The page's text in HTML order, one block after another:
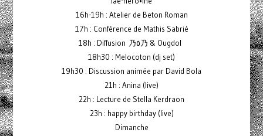
16h-19h : Atelier de Beton Roman
17h : Conférence de Mathis Sabrié
18h : Diffusion 乃٥乃 & Ougdol
18h30 : Melocoton (dj set)
19h30 : Discussion animée par David Bola
21h : Anina (live)
22h : Lecture de Stella Kerdraon
23h : happy birthday (live)
Dimanche